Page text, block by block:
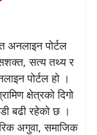
अनलाइन पोर्टल
सत्य तथ्य र
पोर्टल हो ।
क्षेत्रको दिगो
बढी रहेको छ ।
अगुवा, समाजिक